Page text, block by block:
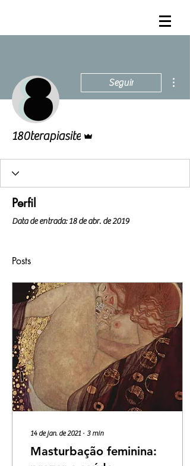
Seguir
180terapiasite
Perfil
Data de entrada: 18 de abr. de 2019
Posts
14 de jan. de 2021∙ 3 min
Masturbação feminina: